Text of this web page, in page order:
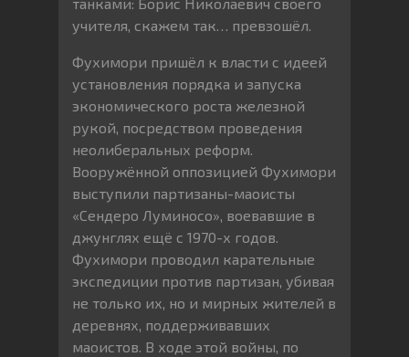
учителя, скажем так… превзошёл.
Фухимори пришёл к власти с идеей
установления порядка и запуска
экономического роста железной
рукой, посредством проведения
неолиберальных реформ.
Вооружённой оппозицией Фухимори
выступили партизаны-маоисты
«Сендеро Луминосо», воевавшие в
джунглях ещё с 1970-х годов.
Фухимори проводил карательные
экспедиции против партизан, убивая
не только их, но и мирных жителей в
деревнях, поддерживавших
маоистов. В ходе этой войны, по